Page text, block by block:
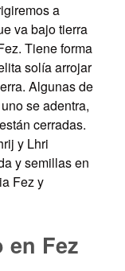
a
va bajo tierra
Tiene forma
solía arrojar
Algunas de
se adentra,
cerradas.
y Lhri
y semillas en
Fez y
en Fez